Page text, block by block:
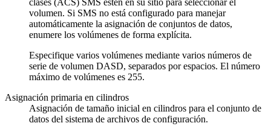
clases (ACS) SMS estén en su sitio para seleccionar el
volumen. Si SMS no está configurado para manejar
automáticamente la asignación de conjuntos de datos,
enumere los volúmenes de forma explícita.
Especifique varios volúmenes mediante varios números de
serie de volumen DASD, separados por espacios. El número
máximo de volúmenes es 255.
Asignación primaria en cilindros
Asignación de tamaño inicial en cilindros para el conjunto de
datos del sistema de archivos de configuración.